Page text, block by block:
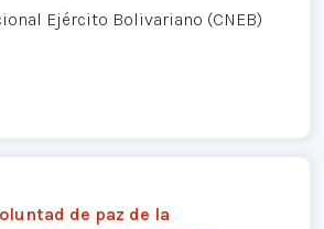
Ejército Bolivariano (CNEB)
de paz de la